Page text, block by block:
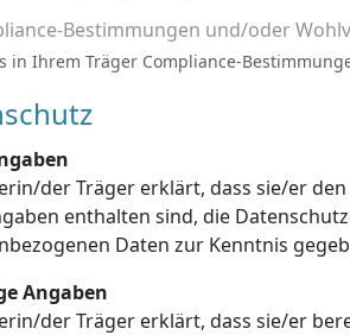
Bestimmungen und/oder
in Ihrem Träger Compliance-
der Träger erklärt, dass sie/er
LAGuS über die Verarbeitung dieser
personenbezogenen Daten zur
Angaben
der Träger erklärt, dass sie/er